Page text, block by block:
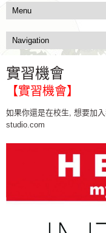
實習機會
【實習機會】
如果你還是在校生, 想要加
studio.com